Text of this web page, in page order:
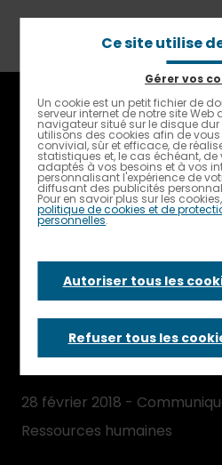
Contrastes renforcés
d'Ariane
Accueil
Avec Elior, constitue ton binôme
Avec Elior,
constitue
binôme
d’avenir
28 février 2018 -
Ressources humaines
Ce site utilise
Gérer vos
Un cookie est un petit fichier de
serveur internet de notre site Web
navigateur situé sur le disque
utilisons des cookies afin de
convivial, sûr et efficace, de
statistiques et, le cas échéant,
adaptés à vos besoins et à vos
personnalisant l'expérience de
diffusant des publicités
Pour en savoir plus sur les
politique de cookies et de
personnelles.
Autoriser tous les
Refuser tous les